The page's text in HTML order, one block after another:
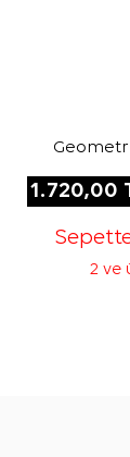
1.720,00
2 ve